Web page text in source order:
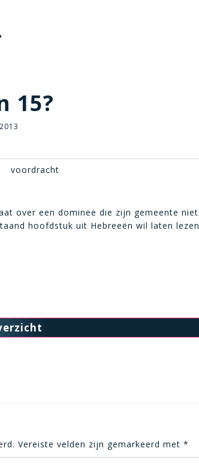
15?
voordracht
over een dominee die zijn gemeente niet
hoofdstuk uit Hebreeën wil laten lezen
Vereiste velden zijn gemarkeerd met *